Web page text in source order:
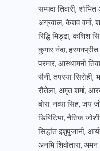
सम्पदा तिवारी,
अग्रवाल, केशव वर्मा,
रिद्धि मिड्ढा, कशिश
कुमार नंदा, हरमनप्रीत
परमार, आस्थामनी
सैनी, तपस्या सिरोही,
रौतेला, अमृत शर्मा,
बोरा, नव्या सिंह, जय
डिबिटिया, नैतिक
सिद्धांत इशुपुजानी,
अनभि शिवोतारा,